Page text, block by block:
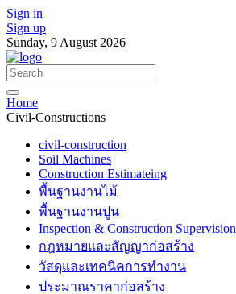
Sign in
Sign up
Sunday, 9 August 2026
Home
Civil-Constructions
civil-construction
Soil Machines
Construction Estimateing
พื้นฐานงานไม้
พื้นฐานงานปูน
Inspection & Construction Supervision
กฎหมายและสัญญาก่อสร้าง
วัสดุและเทคนิคการทำงาน
ประมาณราคาก่อสร้าง